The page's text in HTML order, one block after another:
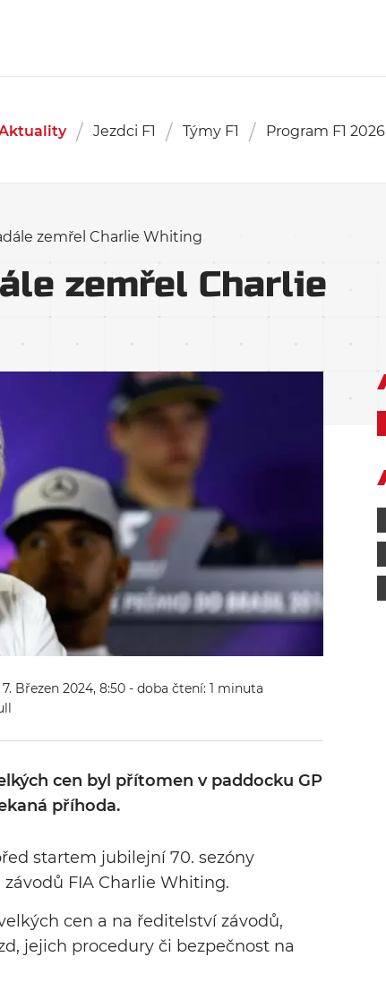
Jezdci F1 Týmy F1 Program F1 2026
zemřel Charlie Whiting
zemřel Charlie
Březen 2024, 8:50 - doba čtení: 1 minuta
cen byl přítomen v paddocku GP
příhoda.
startem jubilejní 70. sezóny
FIA Charlie Whiting.
cen a na ředitelství závodů,
jejich procedury či bezpečnost na